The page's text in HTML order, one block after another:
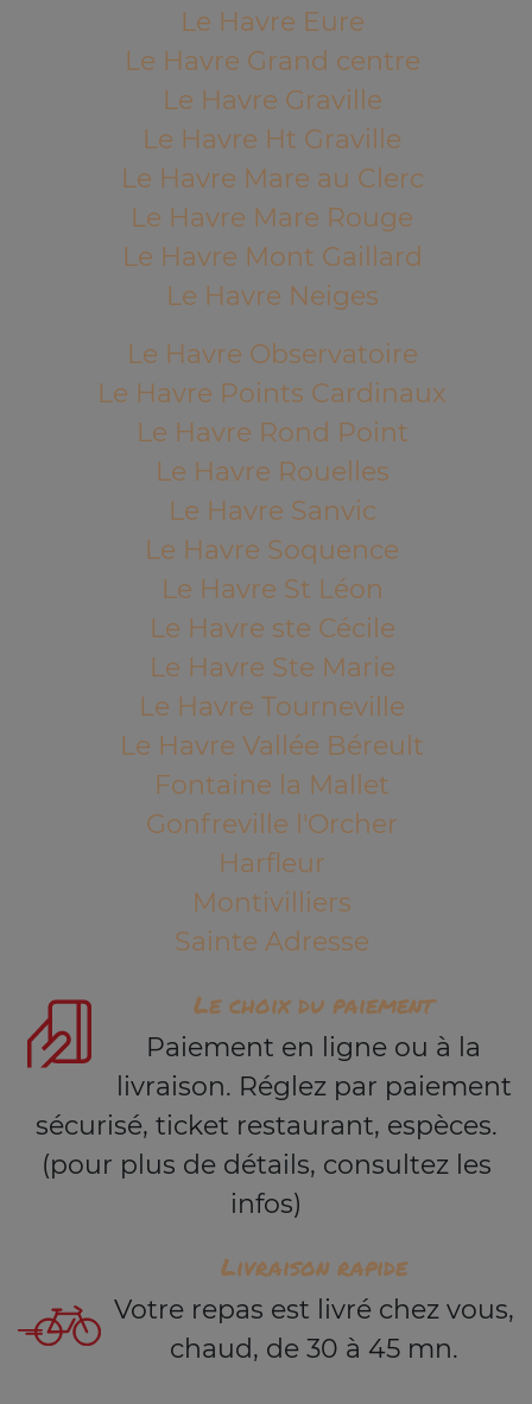
Le Havre Eure
Le Havre Grand centre
Le Havre Graville
Le Havre Ht Graville
Le Havre Mare au Clerc
Le Havre Mare Rouge
Le Havre Mont Gaillard
Le Havre Neiges
Le Havre Observatoire
Le Havre Points Cardinaux
Le Havre Rond Point
Le Havre Rouelles
Le Havre Sanvic
Le Havre Soquence
Le Havre St Léon
Le Havre ste Cécile
Le Havre Ste Marie
Le Havre Tourneville
Le Havre Vallée Béreult
Fontaine la Mallet
Gonfreville l'Orcher
Harfleur
Montivilliers
Sainte Adresse
Le choix du paiement
Paiement en ligne ou à la
livraison. Réglez par paiement
sécurisé, ticket restaurant, espèces.
(pour plus de détails, consultez les
infos)
Livraison rapide
Votre repas est livré chez vous,
chaud, de 30 à 45 mn.